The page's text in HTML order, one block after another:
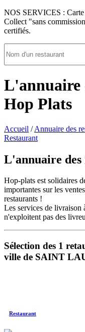
NOS SERVICES :
Collect "sans
certifiés.
L'annuaire
Hop Plats
Accueil /Annuaire des
Restaurant
L'annuaire des
Hop-plats est solidaires
importantes sur les
restaurants !
Les services de livraison
n'exploitent pas des
Sélection des 1
ville de SAINT
Restaurant